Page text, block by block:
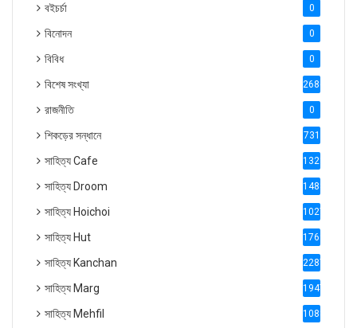
বইচর্চা 0
বিনোদন 0
বিবিধ 0
বিশেষ সংখ্যা 2686
রাজনীতি 0
শিকড়ের সন্ধানে 731
সাহিত্য Cafe 1321
সাহিত্য Droom 1488
সাহিত্য Hoichoi 1027
সাহিত্য Hut 1769
সাহিত্য Kanchan 2287
সাহিত্য Marg 1947
সাহিত্য Mehfil 1088